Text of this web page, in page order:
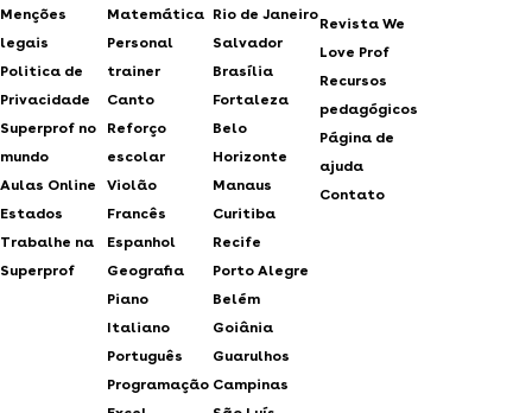
Menções
legais
Politica de
Privacidade
Superprof no
mundo
Aulas Online
Estados
Trabalhe na
Superprof
Matemática
Personal
trainer
Canto
Reforço
escolar
Violão
Francês
Espanhol
Geografia
Piano
Italiano
Português
Programação
Rio de Janeiro
Salvador
Brasília
Fortaleza
Belo
Horizonte
Manaus
Curitiba
Recife
Porto Alegre
Belém
Goiânia
Guarulhos
Campinas
Revista We
Love Prof
Recursos
pedagógicos
Página de
ajuda
Contato